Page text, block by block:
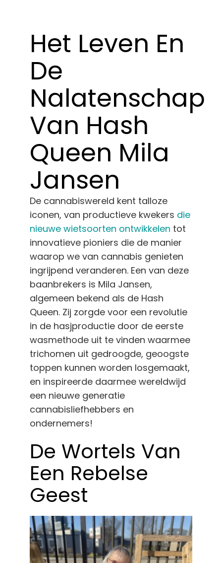
Druk op
Over
Pheno jagen
Behoud van Caribische genetica
Neem contact op met
Winkel op
Nederlands
Zoeken:
Het Leven En
De
Nalatenschap
Van Hash
Queen Mila
Jansen
De cannabiswereld kent talloze
iconen, van productieve kwekers die
nieuwe wietsoorten ontwikkelen tot
innovatieve pioniers die de manier
waarop we van cannabis genieten
ingrijpend veranderen. Een van deze
baanbrekers is Mila Jansen,
algemeen bekend als de Hash
Queen. Zij zorgde voor een revolutie
in de hasjproductie door de eerste
wasmethode uit te vinden waarmee
trichomen uit gedroogde, geoogste
toppen kunnen worden losgemaakt,
en inspireerde daarmee wereldwijd
een nieuwe generatie
cannabisliefhebbers en
ondernemers!
De Wortels Van
Een Rebelse
Geest